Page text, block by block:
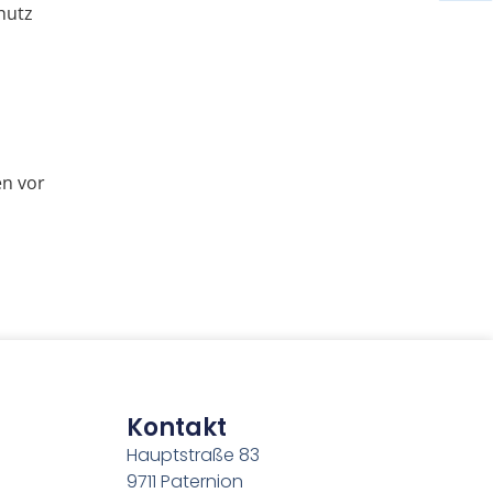
vor
Kontakt
Hauptstraße 83
9711 Paternion